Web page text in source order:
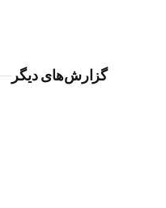
گزارش‌های دیگر